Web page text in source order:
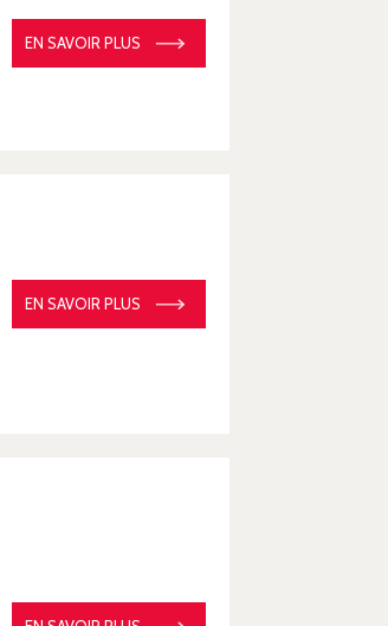
EN SAVOIR PLUS
EN SAVOIR PLUS